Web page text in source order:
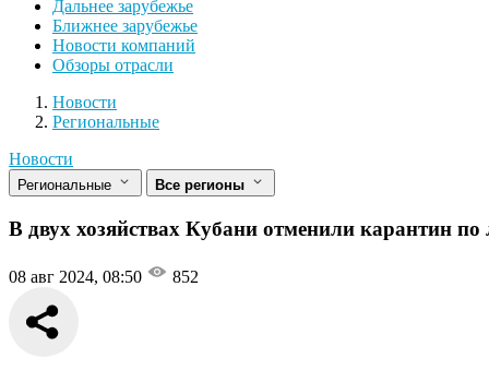
Дальнее зарубежье
Ближнее зарубежье
Новости компаний
Обзоры отрасли
Новости
Разделы
Новости
Региональные
Новости
Региональные Все регионы
В двух хозяйствах Кубани отменили карантин по
08 авг 2024, 08:50 852